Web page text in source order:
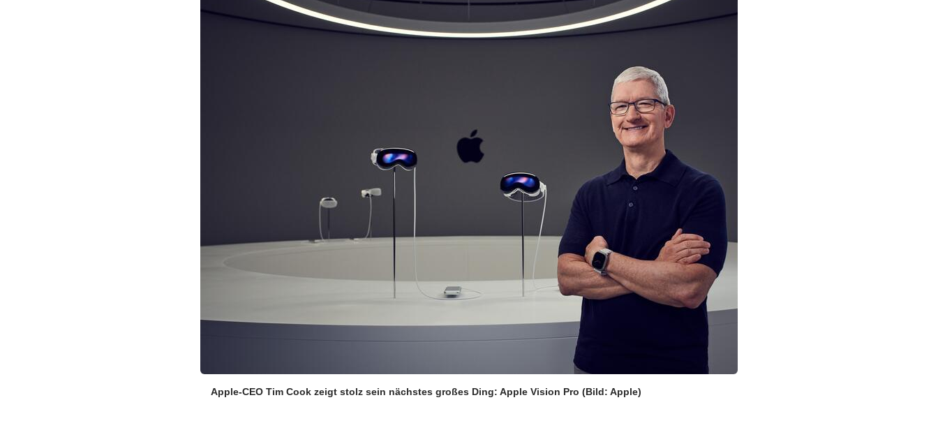
Apple-CEO Tim Cook zeigt stolz sein nächstes großes Ding: Apple Vision Pro (Bild: Apple)